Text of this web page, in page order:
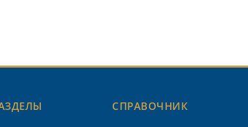
СПРАВОЧНИК